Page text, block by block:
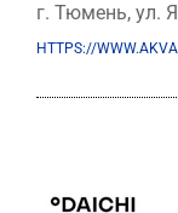
г. Тюмень, ул.
HTTPS://